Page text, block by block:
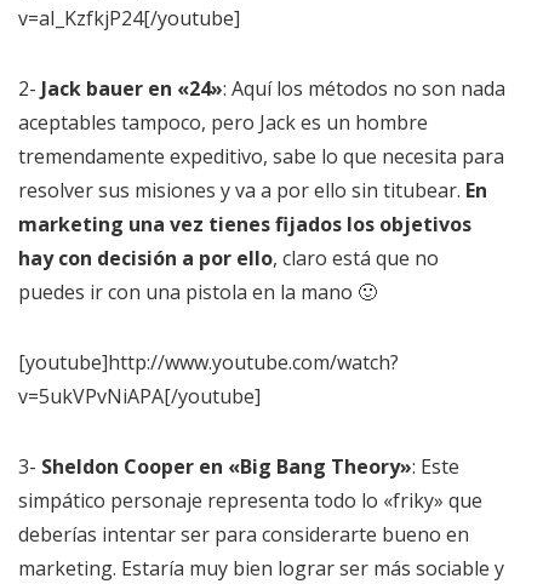
v=aI_KzfkjP24[/youtube]
2- Jack bauer en «24»: Aquí los métodos no son nada
aceptables tampoco, pero Jack es un hombre
tremendamente expeditivo, sabe lo que necesita para
resolver sus misiones y va a por ello sin titubear. En
marketing una vez tienes fijados los objetivos
hay con decisión a por ello, claro está que no
puedes ir con una pistola en la mano 🙂
[youtube]http://www.youtube.com/watch?
v=5ukVPvNiAPA[/youtube]
3- Sheldon Cooper en «Big Bang Theory»: Este
simpático personaje representa todo lo «friky» que
deberías intentar ser para considerarte bueno en
marketing. Estaría muy bien lograr ser más sociable y